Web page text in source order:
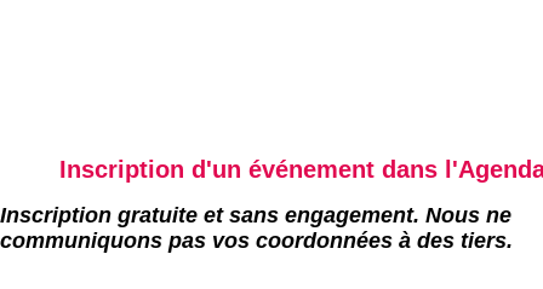
Inscription d'un événement dans
Inscription gratuite et sans engagement. Nous ne
communiquons pas vos coordonnées à des tiers.